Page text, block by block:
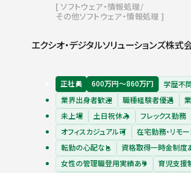
ソフトウェア・情報処理
その他ソフトウェア・情報処理
エクシオ・デジタルソリューションズ株式
正社員 600万円〜860万円
学歴不
業界出身者歓迎
職種経験者優遇
未上場
土日祝休み
フレックス勤務
オフィスカジュアル可
在宅勤務・リモ
転勤の心配なし
資格取得一時金制度
女性の管理職登用実績あり
育児支援